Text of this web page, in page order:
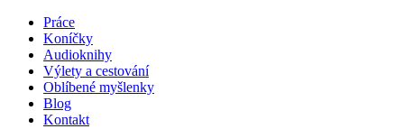
Práce
Koníčky
Audioknihy
Výlety a cestování
Oblíbené myšlenky
Blog
Kontakt